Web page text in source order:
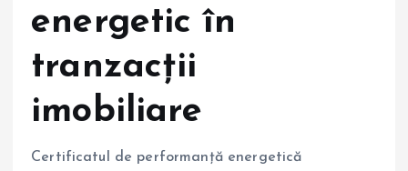
energetic în
tranzacții
imobiliare
Certificatul de performanță energetică